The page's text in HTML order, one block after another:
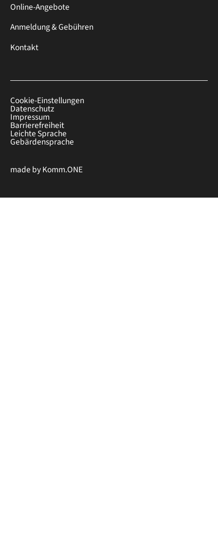
Online-Angebote
Anmeldung & Gebühren
Kontakt
Cookie-Einstellungen
Datenschutz
Impressum
Barrierefreiheit
Leichte Sprache
Gebärdensprache
made byKomm.ONE